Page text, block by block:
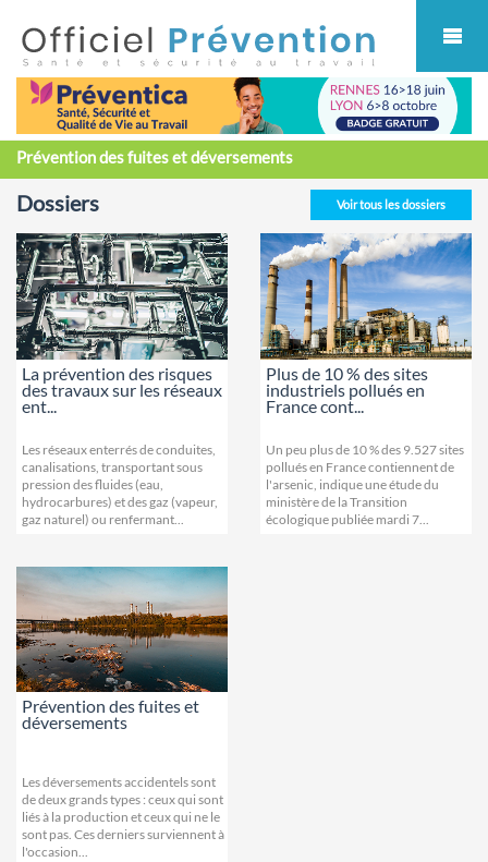
Prévention des fuites et déversements
Voir tous les dossiers
Dossiers
La prévention des risques
des travaux sur les réseaux
ent...
Les réseaux enterrés de conduites,
canalisations, transportant sous
pression des fluides (eau,
hydrocarbures) et des gaz (vapeur,
gaz naturel) ou renfermant...
Plus de 10 % des sites
industriels pollués en
France cont...
Un peu plus de 10 % des 9.527 sites
pollués en France contiennent de
l'arsenic, indique une étude du
ministère de la Transition
écologique publiée mardi 7...
Prévention des fuites et
déversements
Les déversements accidentels sont
de deux grands types : ceux qui sont
liés à la production et ceux qui ne le
sont pas. Ces derniers surviennent à
l'occasion...